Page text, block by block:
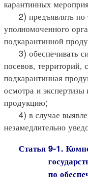
карантинных
2) предъявлять по
уполномоченного
подкарантинной
3) обеспечивать
посевов, территорий,
подкарантинная
осмотра и
продукцию;
4) в случае
незамедлительно
Статья 9-1.
по